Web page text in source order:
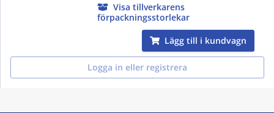
Visa tillverkarens
förpackningsstorlekar
Lägg till i kundvagn
Logga in eller registrera